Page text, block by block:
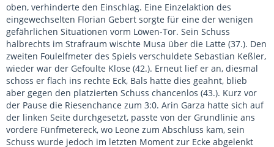
oben, verhinderte den Einschlag. Eine Einzelaktion des
eingewechselten Florian Gebert sorgte für eine der wenigen
gefährlichen Situationen vorm Löwen-Tor. Sein Schuss
halbrechts im Strafraum wischte Musa über die Latte (37.). Den
zweiten Foulelfmeter des Spiels verschuldete Sebastian Keßler,
wieder war der Gefoulte Klose (42.). Erneut lief er an, diesmal
schoss er flach ins rechte Eck, Bals hatte dies geahnt, blieb
aber gegen den platzierten Schuss chancenlos (43.). Kurz vor
der Pause die Riesenchance zum 3:0. Arin Garza hatte sich auf
der linken Seite durchgesetzt, passte von der Grundlinie ans
vordere Fünfmetereck, wo Leone zum Abschluss kam, sein
Schuss wurde jedoch im letzten Moment zur Ecke abgelenkt